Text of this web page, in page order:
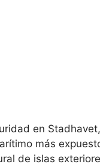
en
más
de islas